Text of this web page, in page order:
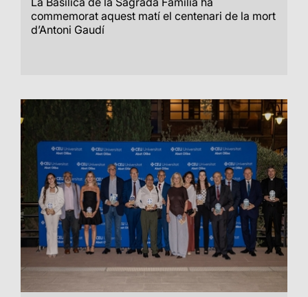
commemorat aquest matí el centenari de la mort
d’Antoni Gaudí